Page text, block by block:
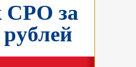
СРО за